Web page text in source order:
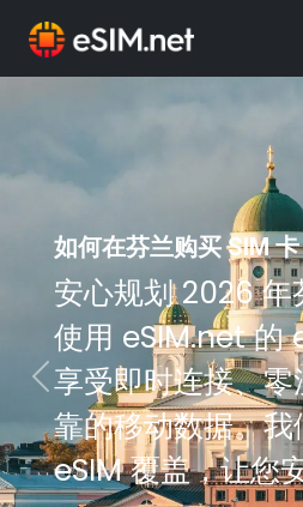
如何在芬兰购买 SIM
安心规划 2026 年
使用 eSIM.net 的
享受即时连接、
靠的移动数据。
eSIM 覆盖，让您
Previous